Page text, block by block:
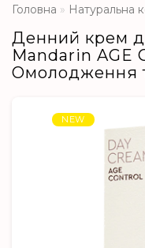
Головна Натуральна
Денний крем
Mandarin AGE
Омолодження
NEW